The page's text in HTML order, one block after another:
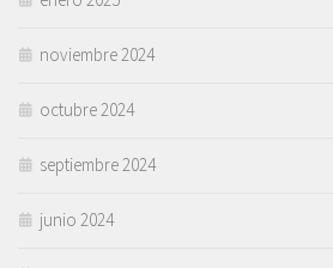
noviembre 2024
octubre 2024
septiembre 2024
junio 2024